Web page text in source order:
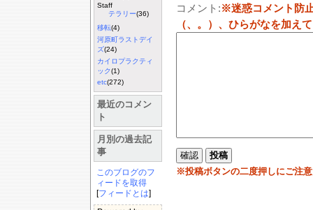
Staff
テラリー(36)
移転(4)
河原町ラストデイ
ズ(24)
カイロプラクティ
ック(1)
etc(272)
最近のコメン
ト
月別の過去記
事
このブログのフ
ィードを取得
[フィードとは]
コメント:※迷惑コメント防
（、。）、ひらがなを加え
※投稿ボタンの二度押しにご注